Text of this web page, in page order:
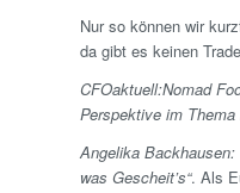
Nur so können wir
da gibt es keinen
CFOaktuell:Nomad
Perspektive im
Angelika Backhausen:
was Gescheit’s“. Als